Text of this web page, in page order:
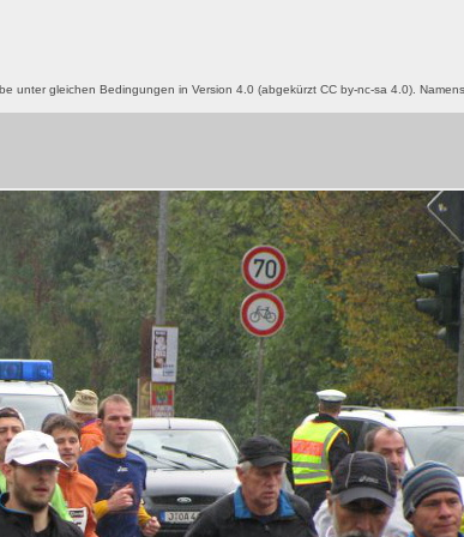
unter gleichen Bedingungen in Version 4.0 (abgekürzt CC by-nc-sa 4.0).